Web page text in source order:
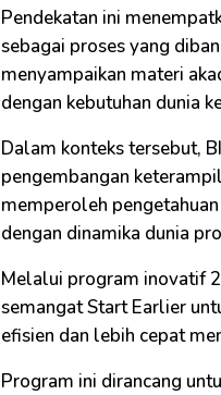
Pendekatan ini
sebagai proses yang
menyampaikan materi
dengan kebutuhan dunia
Dalam konteks tersebut,
pengembangan
memperoleh
dengan dinamika dunia
Melalui program inovatif
semangat Start Earlier
efisien dan lebih cepat
Program ini dirancang